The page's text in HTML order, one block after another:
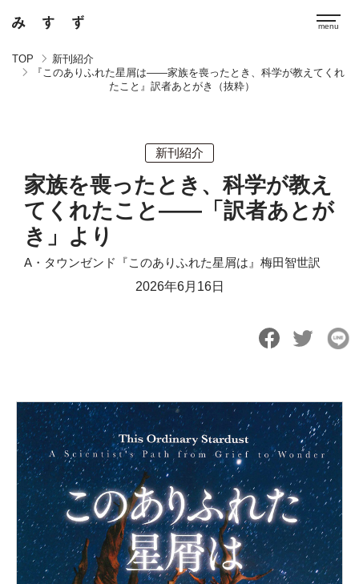
TOP
新刊紹介
『このありふれた星屑は――家族を喪ったとき、科学が教えてくれ
たこと』訳者あとがき（抜粋）
新刊紹介
家族を喪ったとき、科学が教え
てくれたこと――「訳者あとが
き」より
A・タウンゼンド『このありふれた星屑は』梅田智世訳
2026年6月16日